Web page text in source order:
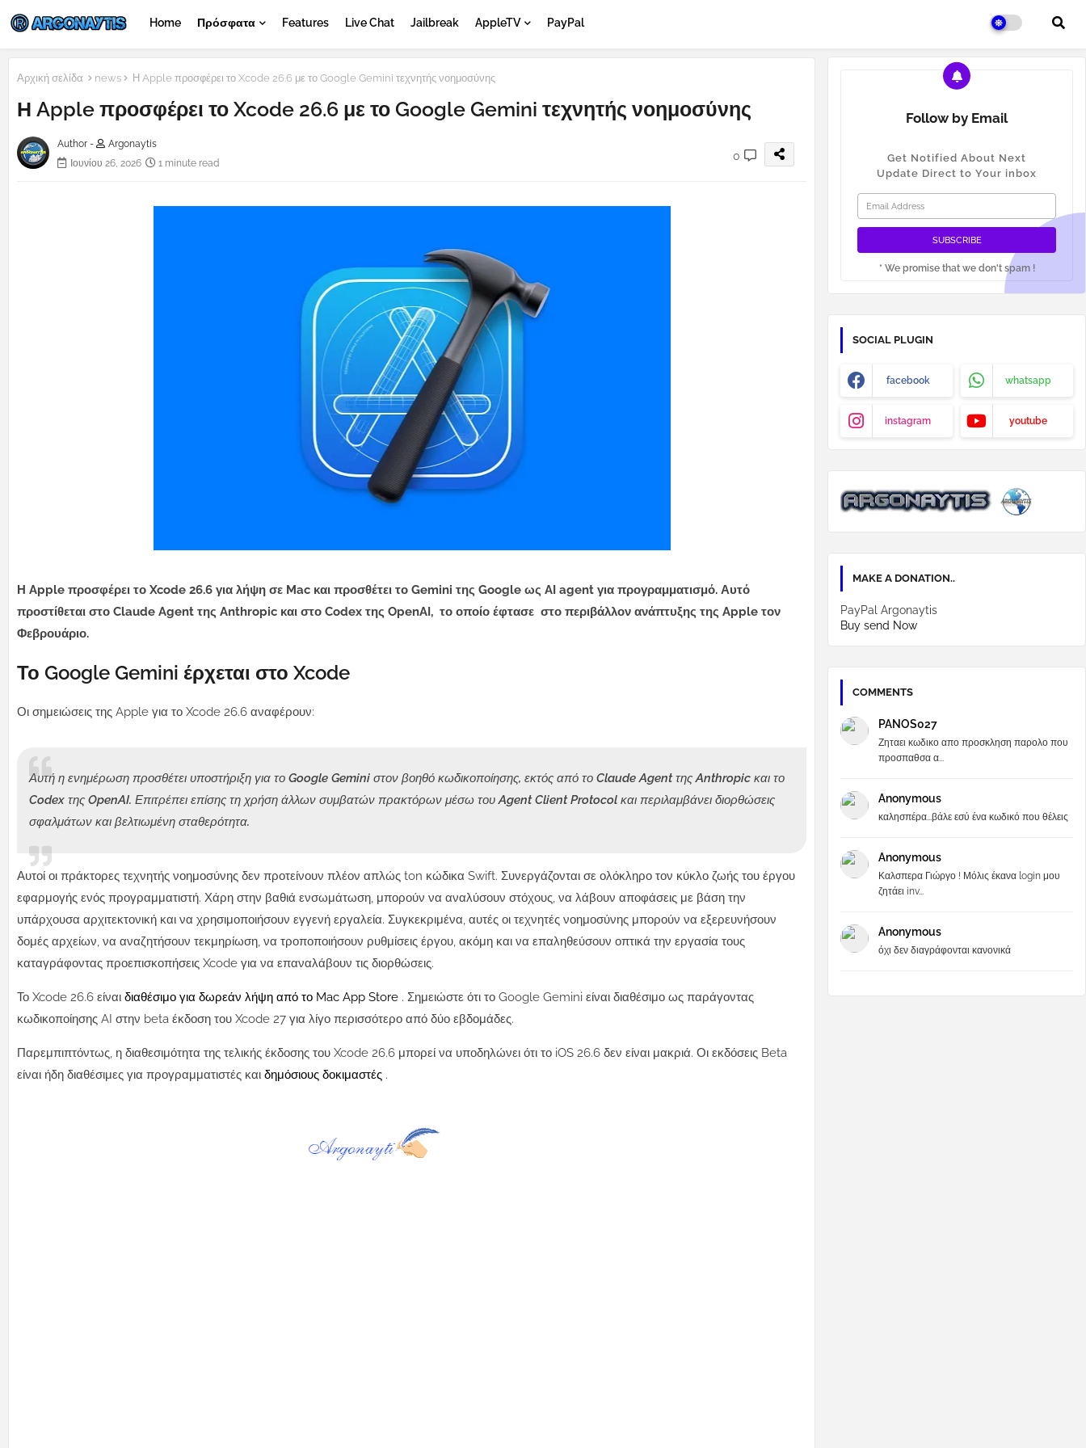
Home Πρόσφατα Features Live Chat Jailbreak AppleTV PayPal
Αρχική σελίδα news Η Apple προσφέρει το Xcode 26.6 με το Google Gemini τεχνητής νοημοσύνης
Η Apple προσφέρει το Xcode 26.6 με το Google Gemini τεχνητής νοημοσύνης
Author -
Argonaytis
Ιουνίου 26, 2026
1 minute read
0
Η Apple προσφέρει το Xcode 26.6 για λήψη σε Mac και προσθέτει το Gemini της Google ως AI agent για προγραμματισμό. Αυτό
προστίθεται στο Claude Agent της Anthropic και στο Codex της OpenAI, το οποίο έφτασε στο περιβάλλον ανάπτυξης της Apple τον
Φεβρουάριο.
Το Google Gemini έρχεται στο Xcode
Οι σημειώσεις της Apple για το Xcode 26.6 αναφέρουν:
Αυτή η ενημέρωση προσθέτει υποστήριξη για το Google Gemini στον βοηθό κωδικοποίησης, εκτός από το Claude Agent της Anthropic και το
Codex της OpenAI. Επιτρέπει επίσης τη χρήση άλλων συμβατών πρακτόρων μέσω του Agent Client Protocol και περιλαμβάνει διορθώσεις
σφαλμάτων και βελτιωμένη σταθερότητα.
Αυτοί οι πράκτορες τεχνητής νοημοσύνης δεν προτείνουν πλέον απλώς ton κώδικα Swift. Συνεργάζονται σε ολόκληρο τον κύκλο ζωής του έργου
εφαρμογής ενός προγραμματιστή. Χάρη στην βαθιά ενσωμάτωση, μπορούν να αναλύσουν στόχους, να λάβουν αποφάσεις με βάση την
υπάρχουσα αρχιτεκτονική και να χρησιμοποιήσουν εγγενή εργαλεία. Συγκεκριμένα, αυτές οι τεχνητές νοημοσύνης μπορούν να εξερευνήσουν
δομές αρχείων, να αναζητήσουν τεκμηρίωση, να τροποποιήσουν ρυθμίσεις έργου, ακόμη και να επαληθεύσουν οπτικά την εργασία τους
καταγράφοντας προεπισκοπήσεις Xcode για να επαναλάβουν τις διορθώσεις.
Το Xcode 26.6 είναι διαθέσιμο για δωρεάν λήψη από το Mac App Store . Σημειώστε ότι το Google Gemini είναι διαθέσιμο ως παράγοντας
κωδικοποίησης AI στην beta έκδοση του Xcode 27 για λίγο περισσότερο από δύο εβδομάδες.
Παρεμπιπτόντως, η διαθεσιμότητα της τελικής έκδοσης του Xcode 26.6 μπορεί να υποδηλώνει ότι το iOS 26.6 δεν είναι μακριά. Οι εκδόσεις Beta
είναι ήδη διαθέσιμες για προγραμματιστές και δημόσιους δοκιμαστές .
Follow by Email
Get Notified About Next
Update Direct to Your inbox
* We promise that we don't spam !
SOCIAL PLUGIN
facebook whatsapp
instagram youtube
MAKE A DONATION..
PayPal Argonaytis
Buy send Now
COMMENTS
PANOS027
Ζηταει κωδικο απο προσκληση παρολο που
προσπαθσα α...
Anonymous
καλησπέρα...βάλε εσύ ένα κωδικό που θέλεις
Anonymous
Καλσπερα Γιώργο ! Μόλις έκανα login μου
ζητάει inv...
Anonymous
όχι δεν διαγράφονται κανονικά